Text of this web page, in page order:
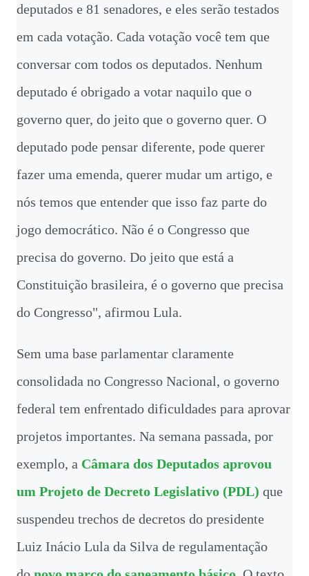
deputados e 81 senadores, e eles serão testados
em cada votação. Cada votação você tem que
conversar com todos os deputados. Nenhum
deputado é obrigado a votar naquilo que o
governo quer, do jeito que o governo quer. O
deputado pode pensar diferente, pode querer
fazer uma emenda, querer mudar um artigo, e
nós temos que entender que isso faz parte do
jogo democrático. Não é o Congresso que
precisa do governo. Do jeito que está a
Constituição brasileira, é o governo que precisa
do Congresso", afirmou Lula.
Sem uma base parlamentar claramente
consolidada no Congresso Nacional, o governo
federal tem enfrentado dificuldades para aprovar
projetos importantes. Na semana passada, por
exemplo, a Câmara dos Deputados aprovou
um Projeto de Decreto Legislativo (PDL) que
suspendeu trechos de decretos do presidente
Luiz Inácio Lula da Silva de regulamentação